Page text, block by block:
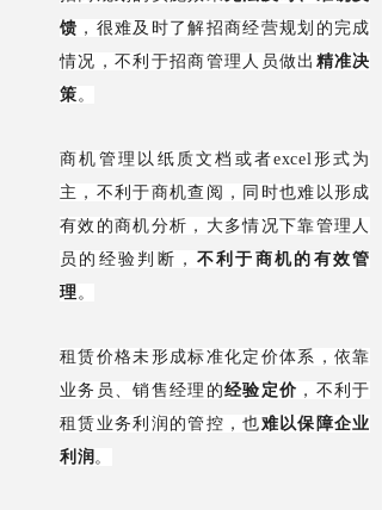
馈 ，很难及时了解招商经营规划的完成
情况，不利于招商管理人员做出 精准决
策 。
商机管理以纸质文档或者excel形式为
主，不利于商机查阅，同时也难以形成
有效的商机分析，大多情况下靠管理人
员的经验判断， 不利于商机的有效管
理 。
租赁价格未形成标准化定价体系，依靠
业务员、销售经理的经验定价 ，不利于
租赁业务利润的管控，也难以保障企业
利润 。